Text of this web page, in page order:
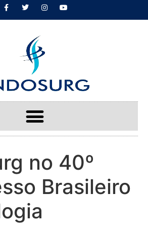
no 40º
Brasileiro